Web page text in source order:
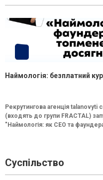
Наймологія: безплатний
Рекрутингова агенція
(входять до групи FRACTAL)
"Наймологія: як СEO та
Суспільство